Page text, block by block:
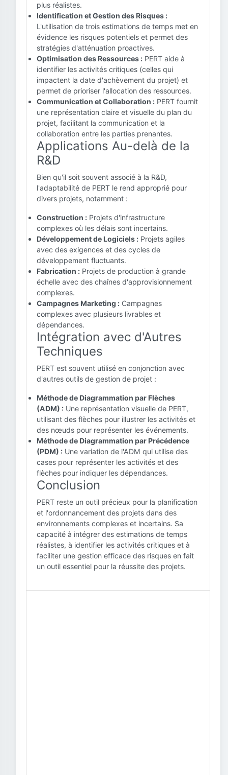
plus réalistes.
Identification et Gestion des Risques :
L'utilisation de trois estimations de temps met en
évidence les risques potentiels et permet des
stratégies d'atténuation proactives.
Optimisation des Ressources : PERT aide à
identifier les activités critiques (celles qui
impactent la date d'achèvement du projet) et
permet de prioriser l'allocation des ressources.
Communication et Collaboration : PERT fournit
une représentation claire et visuelle du plan du
projet, facilitant la communication et la
collaboration entre les parties prenantes.
Applications Au-delà de la
R&D
Bien qu'il soit souvent associé à la R&D,
l'adaptabilité de PERT le rend approprié pour
divers projets, notamment :
Construction : Projets d'infrastructure
complexes où les délais sont incertains.
Développement de Logiciels : Projets agiles
avec des exigences et des cycles de
développement fluctuants.
Fabrication : Projets de production à grande
échelle avec des chaînes d'approvisionnement
complexes.
Campagnes Marketing : Campagnes
complexes avec plusieurs livrables et
dépendances.
Intégration avec d'Autres
Techniques
PERT est souvent utilisé en conjonction avec
d'autres outils de gestion de projet :
Méthode de Diagrammation par Flèches
(ADM) : Une représentation visuelle de PERT,
utilisant des flèches pour illustrer les activités et
des nœuds pour représenter les événements.
Méthode de Diagrammation par Précédence
(PDM) : Une variation de l'ADM qui utilise des
cases pour représenter les activités et des
flèches pour indiquer les dépendances.
Conclusion
PERT reste un outil précieux pour la planification
et l'ordonnancement des projets dans des
environnements complexes et incertains. Sa
capacité à intégrer des estimations de temps
réalistes, à identifier les activités critiques et à
faciliter une gestion efficace des risques en fait
un outil essentiel pour la réussite des projets.